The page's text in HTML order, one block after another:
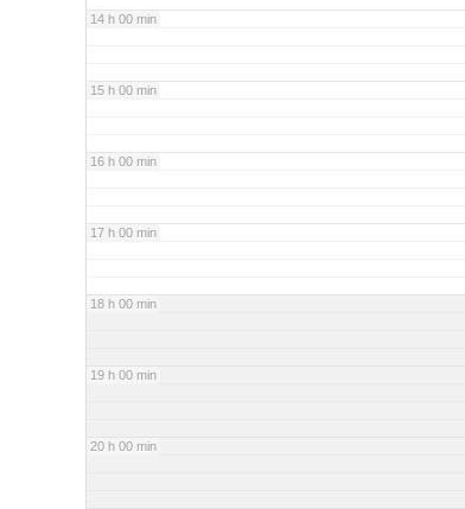
14 h 00 min
15 h 00 min
16 h 00 min
17 h 00 min
18 h 00 min
19 h 00 min
20 h 00 min